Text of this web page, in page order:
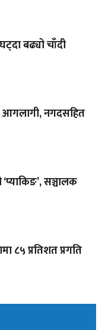
बढ्यो चाँदी
नगदसहित
सञ्चालक
८५ प्रतिशत प्रगति